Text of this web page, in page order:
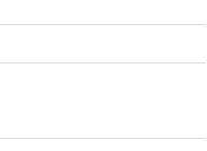
| P.iva 08056040960
Enrico Forlanini 21 -